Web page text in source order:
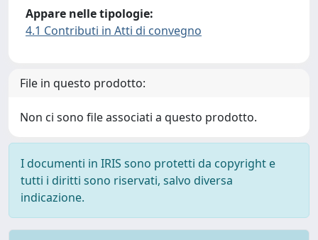
Appare nelle tipologie:
4.1 Contributi in Atti di convegno
File in questo prodotto:
Non ci sono file associati a questo prodotto.
I documenti in IRIS sono protetti da copyright e
tutti i diritti sono riservati, salvo diversa
indicazione.